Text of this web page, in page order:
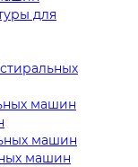
для
машин
машин
машин